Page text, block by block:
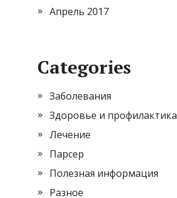
Апрель 2017
Categories
Заболевания
Здоровье и профилактика
Лечение
Парсер
Полезная информация
Разное